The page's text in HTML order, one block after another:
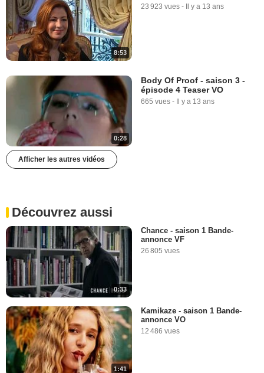
8:53
23 923 vues - Il y a 13 ans
0:28
Body Of Proof - saison 3 -
épisode 4 Teaser VO
665 vues - Il y a 13 ans
Afficher les autres vidéos
Découvrez aussi
0:33
Chance - saison 1 Bande-
annonce VF
26 805 vues
1:41
Kamikaze - saison 1 Bande-
annonce VO
12 486 vues